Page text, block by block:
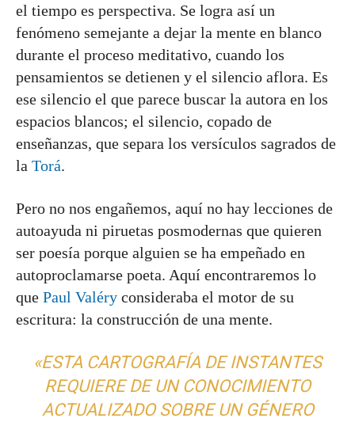
el tiempo es perspectiva. Se logra así un
fenómeno semejante a dejar la mente en blanco
durante el proceso meditativo, cuando los
pensamientos se detienen y el silencio aflora. Es
ese silencio el que parece buscar la autora en los
espacios blancos; el silencio, copado de
enseñanzas, que separa los versículos sagrados de
la Torá.
Pero no nos engañemos, aquí no hay lecciones de
autoayuda ni piruetas posmodernas que quieren
ser poesía porque alguien se ha empeñado en
autoproclamarse poeta. Aquí encontraremos lo
que Paul Valéry consideraba el motor de su
escritura: la construcción de una mente.
«ESTA CARTOGRAFÍA DE INSTANTES
REQUIERE DE UN CONOCIMIENTO
ACTUALIZADO SOBRE UN GÉNERO